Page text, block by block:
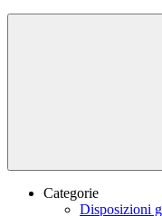
Categorie
Disposizioni